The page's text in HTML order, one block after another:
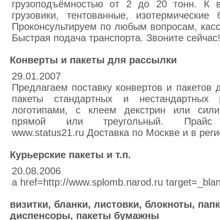
грузоподъёмностью от 2 до 20 тонн. К
грузовики, тентованные,
Проконсультируем по любым вопросам,
Быстрая подача транспорта. Звоните сейчас!
Конверты и пакеты для рассылки
29.01.2007
Предлагаем поставку конвертов и
пакеты стандартных и
логотипами, с клеем декстрин или
прямой или треугольный.
www.status21.ru Доставка по Москве и в
Курьерские пакеты и т.п.
20.08.2006
a href=http://www.splomb.narod.ru
визитки, бланки, листовки, блокноты,
диспенсоры, пакеты бумажны